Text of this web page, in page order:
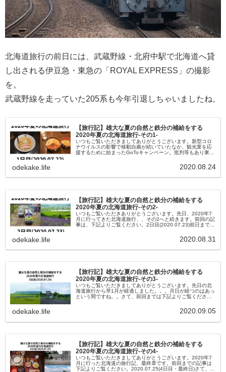
北海道旅行の前日には、武蔵野線・北府中駅で北海道へ貸
し出される伊豆急・東急の「ROYAL EXPRESS」の撮影
を。
武蔵野線を走っていた205系も今年引退しちゃいましたね。
【旅行記】雄大な夏の自然と鉄分の補給をする
2020年夏の北海道旅行-その1-
いつもご覧いただきましてありがとうございます。新型コロ
ナウイルスの影響で移動自粛が続いていたなか、観光業を応
援するために始まったGoToキャンペーン。批判等もあり東京
odekake.life 2020.08.24
【旅行記】雄大な夏の自然と鉄分の補給をする
2020年夏の北海道旅行-その2-
いつもご覧いただきありがとうございます。先日、2020年7
月に行ってきた北海道旅行、、その2へと続きます。前回の記
事は、下記よりご覧ください。2日目(2020.07.23)前日まで宿
odekake.life 2020.08.31
【旅行記】雄大な夏の自然と鉄分の補給をする
2020年夏の北海道旅行-その3-
いつもご覧いただきましてありがとうございます。先日の北
海道旅行から早1月が経過しました。。。月日が経つのはあっ
という間ですね。。さて、前回までは下記よりご覧くださ
odekake.life 2020.09.05
【旅行記】雄大な夏の自然と鉄分の補給をする
2020年夏の北海道旅行-その4-
いつもご覧いただきましてありがとうございます。2020年7
月に行った北海道の旅行記、最終章です。前回までの記事は
下記よりご覧ください。2020.07.25(4日目・最終日)さて、こ